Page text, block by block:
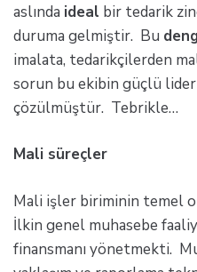
aslında ideal bir tedarik
duruma gelmiştir. Bu
imalata, tedarikçilerden
sorun bu ekibin güçlü
çözülmüştür. Tebrikle…
Mali süreçler
Mali işler biriminin temel
İlkin genel muhasebe
finansmanı yönetmekti.